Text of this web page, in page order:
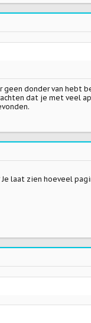
donder van hebt
dat je met veel
laat zien hoeveel